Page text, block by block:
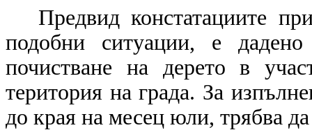
Предвид констатациите
подобни ситуации, е
почистване на дерето в
територия на града. За
до края на месец юли, трябва